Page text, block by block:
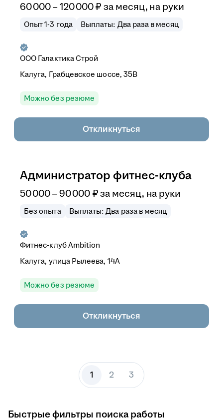
60 000–120 000₽ за месяц, на руки
Опыт 1-3 года Выплаты: Два раза в месяц
ООО Галактика Строй
Калуга, Грабцевское шоссе, 35В
Можно без резюме
Откликнуться
Администратор фитнес-клуба
50 000–90 000 ₽ за месяц, на руки
Без опыта Выплаты: Два раза в месяц
Фитнес-клуб Ambition
Калуга, улица Рылеева, 14А
Можно без резюме
Откликнуться
1 2 3
Быстрые фильтры поиска работы